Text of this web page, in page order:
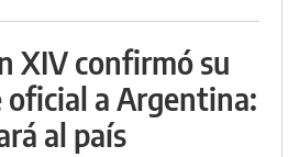
XIV confirmó su
a Argentina:
al país